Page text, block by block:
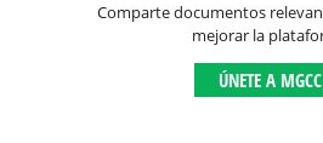
Comparte documentos
mejorar la
ÚNETE A